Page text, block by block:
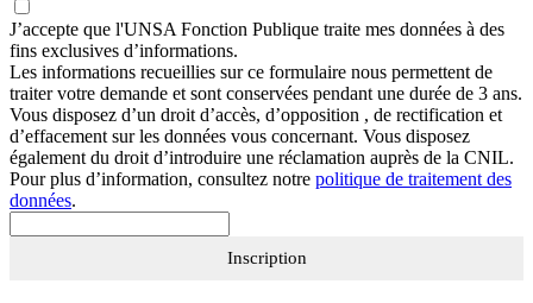
J’accepte que l'UNSA Fonction Publique traite mes données à des
fins exclusives d’informations.
Les informations recueillies sur ce formulaire nous permettent de
traiter votre demande et sont conservées pendant une durée de 3 ans.
Vous disposez d’un droit d’accès, d’opposition , de rectification et
d’effacement sur les données vous concernant. Vous disposez
également du droit d’introduire une réclamation auprès de la CNIL.
Pour plus d’information, consultez notre politique de traitement des
données.
Inscription